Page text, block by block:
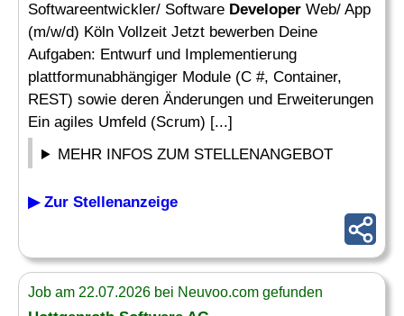
Softwareentwickler/ Software Developer Web/ App
(m/w/d) Köln Vollzeit Jetzt bewerben Deine
Aufgaben: Entwurf und Implementierung
plattformunabhängiger Module (C #, Container,
REST) sowie deren Änderungen und Erweiterungen
Ein agiles Umfeld (Scrum) [...]
MEHR INFOS ZUM STELLENANGEBOT
▶ Zur Stellenanzeige
Job am 22.07.2026 bei Neuvoo.com gefunden